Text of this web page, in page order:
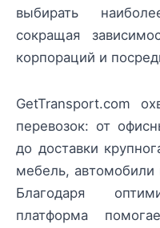
выбирать
сокращая
корпораций и
GetTransport.com
перевозок: от
до доставки
мебель, автомобили
Благодаря
платформа